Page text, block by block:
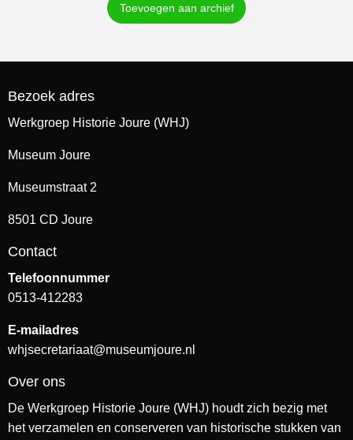
Toevoegen aan archief
Bezoek adres
Werkgroep Historie Joure (WHJ)
Museum Joure
Museumstraat 2
8501 CD Joure
Contact
Telefoonnummer
0513-412283
E-mailadres
whjsecretariaat@museumjoure.nl
Over ons
De Werkgroep Historie Joure (WHJ) houdt zich bezig met
het verzamelen en conserveren van historische stukken van